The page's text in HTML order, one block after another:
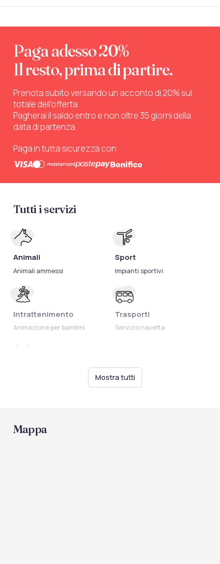
Paga adesso 20%
Il resto, prima di partire.
Prenota subito versando un acconto di 20% sul
totale dell’offerta.
Pagherai il saldo entro e non oltre 35 giorni della
data di partenza.
Paga in tutta sicurezza con:
Tutti i servizi
Animali
Animali ammessi
Intrattenimento
Animazione per bambini
Sport
Impianti sportivi
Trasporti
Servizio navetta
Mostra tutti
Mappa